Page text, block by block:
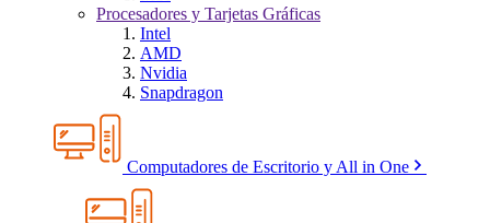
Procesadores y Tarjetas Gráficas
Intel
AMD
Nvidia
Snapdragon
Computadores de Escritorio y All in One